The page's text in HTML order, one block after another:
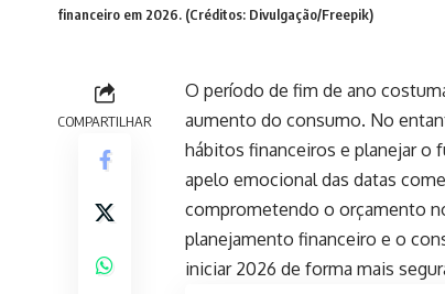
financeiro em 2026. (Créditos: Divulgação/Freepik)
COMPARTILHAR
O período de fim de ano
aumento do consumo. No
hábitos financeiros e planejar o
apelo emocional das datas
comprometendo o orçamento
planejamento financeiro e o
iniciar 2026 de forma mais